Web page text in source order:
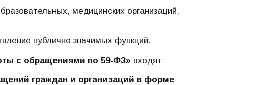
медицинских организаций,
публично значимых функций.
с обращениями по 59-ФЗ» входят:
граждан и организаций в форме